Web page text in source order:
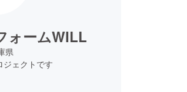
ォームWILL
県
ジェクトです